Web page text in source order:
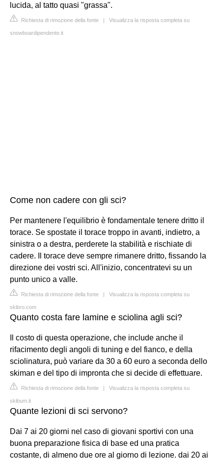
lucida, al tatto quasi "grassa".
Richiesta di rimozione della fonte | Visualizza la risposta completa su
snowboardipendente.it
Come non cadere con gli sci?
Per mantenere l'equilibrio è fondamentale tenere dritto il
torace. Se spostate il torace troppo in avanti, indietro, a
sinistra o a destra, perderete la stabilità e rischiate di
cadere. Il torace deve sempre rimanere dritto, fissando la
direzione dei vostri sci. All'inizio, concentratevi su un
punto unico a valle.
Richiesta di rimozione della fonte | Visualizza la risposta completa su
skibro.com
Quanto costa fare lamine e sciolina agli sci?
Il costo di questa operazione, che include anche il
rifacimento degli angoli di tuning e del fianco, e della
sciolinatura, può variare da 30 a 60 euro a seconda dello
skiman e del tipo di impronta che si decide di effettuare.
Richiesta di rimozione della fonte | Visualizza la risposta completa su
skibum.it
Quante lezioni di sci servono?
Dai 7 ai 20 giorni nel caso di giovani sportivi con una
buona preparazione fisica di base ed una pratica
costante, di almeno due ore al giorno di lezione. dai 20 ai